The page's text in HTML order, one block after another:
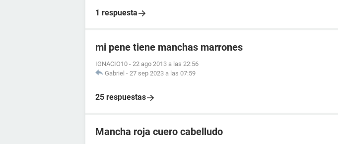
1 respuesta
mi pene tiene manchas marrones
IGNACIO10 - 22 ago 2013 a las 22:56
Gabriel - 27 sep 2023 a las 07:59
25 respuestas
Mancha roja cuero cabelludo